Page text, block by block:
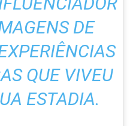
DE
QUE VIVEU
ESTADIA.